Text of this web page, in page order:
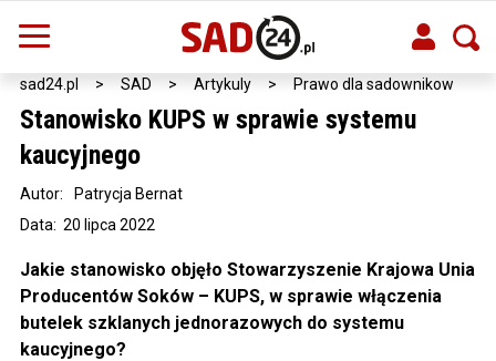
sad24.pl > SAD > Artykuly > Prawo dla sadownikow
Stanowisko KUPS w sprawie systemu
kaucyjnego
Data: 20 lipca 2022
Autor: Patrycja Bernat
Jakie stanowisko objęło Stowarzyszenie Krajowa Unia
Producentów Soków – KUPS, w sprawie włączenia
butelek szklanych jednorazowych do systemu
kaucyjnego?